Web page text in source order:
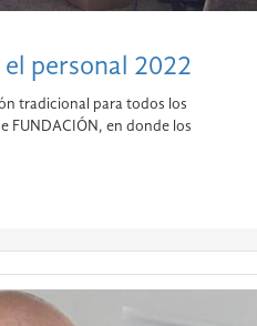
personal 2022
tradicional para todos los
FUNDACIÓN, en donde los